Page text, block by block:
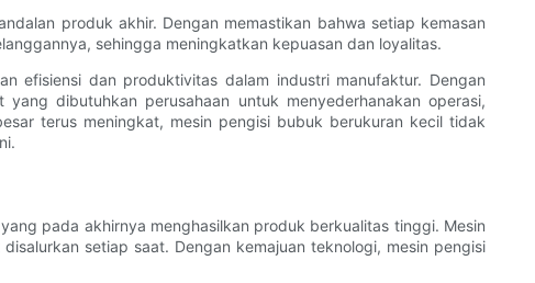
produk akhir. Dengan memastikan bahwa setiap kemasan
sehingga meningkatkan kepuasan dan loyalitas.
efisiensi dan produktivitas dalam industri manufaktur. Dengan
dibutuhkan perusahaan untuk menyederhanakan operasi,
terus meningkat, mesin pengisi bubuk berukuran kecil tidak
pada akhirnya menghasilkan produk berkualitas tinggi. Mesin
setiap saat. Dengan kemajuan teknologi, mesin pengisi